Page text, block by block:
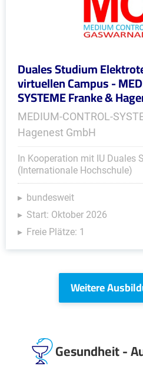
Duales Studium
virtuellen Campus -
SYSTEME Franke &
MEDIUM-CONTROL-
Hagenest GmbH
In Kooperation mit IU Duales
(Internationale Hochschule)
bundesweit
Start: Oktober 2026
Freie Plätze: 1
Weitere
Gesundheit -